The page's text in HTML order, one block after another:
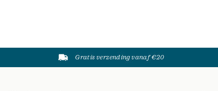
Gratis verzending vanaf €20